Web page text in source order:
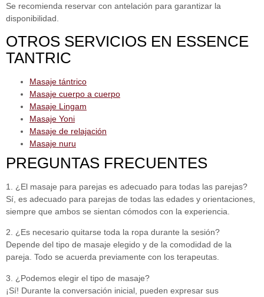
Se recomienda reservar con antelación para garantizar la
disponibilidad.
OTROS SERVICIOS EN ESSENCE
TANTRIC
Masaje tántrico
Masaje cuerpo a cuerpo
Masaje Lingam
Masaje Yoni
Masaje de relajación
Masaje nuru
PREGUNTAS FRECUENTES
1. ¿El masaje para parejas es adecuado para todas las parejas?
Sí, es adecuado para parejas de todas las edades y orientaciones,
siempre que ambos se sientan cómodos con la experiencia.
2. ¿Es necesario quitarse toda la ropa durante la sesión?
Depende del tipo de masaje elegido y de la comodidad de la
pareja. Todo se acuerda previamente con los terapeutas.
3. ¿Podemos elegir el tipo de masaje?
¡Sí! Durante la conversación inicial, pueden expresar sus